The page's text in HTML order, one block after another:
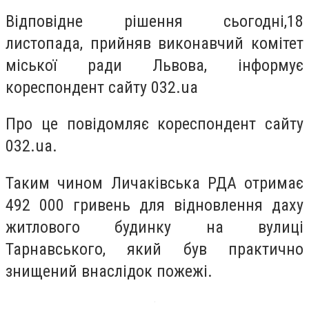
Відповідне рішення сьогодні,18
листопада, прийняв виконавчий комітет
міської ради Львова, інформує
кореспондент сайту 032.ua
Про це повідомляє кореспондент сайту
032.ua.
Таким чином Личаківська РДА отримає
492 000 гривень для відновлення даху
житлового будинку на вулиці
Тарнавського, який був практично
знищений внаслідок пожежі.